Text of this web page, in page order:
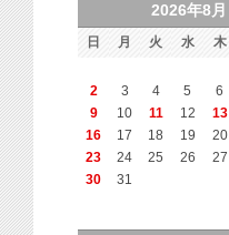
2026年8月
日 月 火 水 木
2
3 4 5 6
9
10 11 12 13
16
17 18 19 20
23
24 25 26 27
30
31